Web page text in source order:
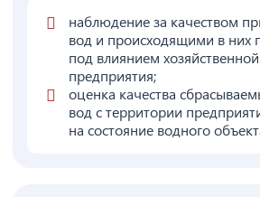
наблюдение за качеством
вод и происходящими в них
под влиянием
предприятия;
оценка качества
вод с территории
на состояние водного